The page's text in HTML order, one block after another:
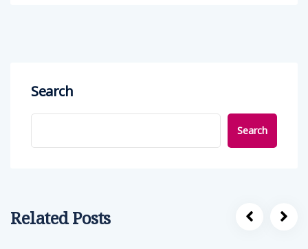
Search
Search
Related Posts